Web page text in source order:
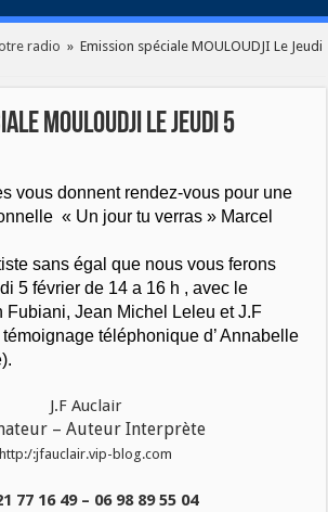
radio » Emission spéciale MOULOUDJI Le Jeudi
MOULOUDJI Le Jeudi 5
vous donnent rendez-vous pour une
« Un jour tu verras » Marcel
sans égal que nous vous ferons
5 février de 14 a 16 h , avec le
Fubiani, Jean Michel Leleu et J.F
téléphonique d’ Annabelle
J.F Auclair
– Auteur Interprète
http:/:jfauclair.vip-blog.com
77 16 49 – 06 98 89 55 04